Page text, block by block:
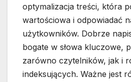
optymalizacja treści, która
wartościowa i odpowiadać
użytkowników. Dobrze
bogate w słowa kluczowe,
zarówno czytelników, jak i
indeksujących. Ważne jest